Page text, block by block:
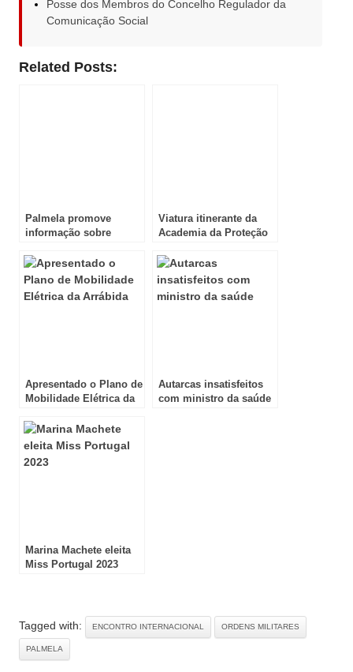
Posse dos Membros do Concelho Regulador da
Comunicação Social
Related Posts:
Palmela promove
informação sobre
Viatura itinerante da
Academia da Proteção
Apresentado o Plano de
Mobilidade Elétrica da
Autarcas insatisfeitos
com ministro da saúde
Marina Machete eleita
Miss Portugal 2023
Tagged with: ENCONTRO INTERNACIONAL ORDENS MILITARES
PALMELA